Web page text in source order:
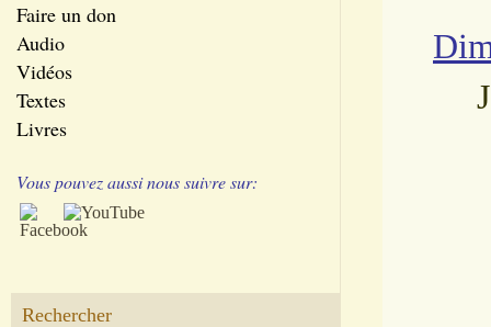
Faire un don
Audio
Vidéos
Textes
Livres
Vous pouvez aussi nous suivre sur:
Rechercher